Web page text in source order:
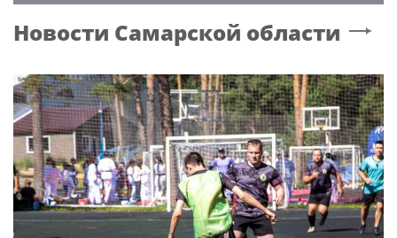
Новости Самарской области